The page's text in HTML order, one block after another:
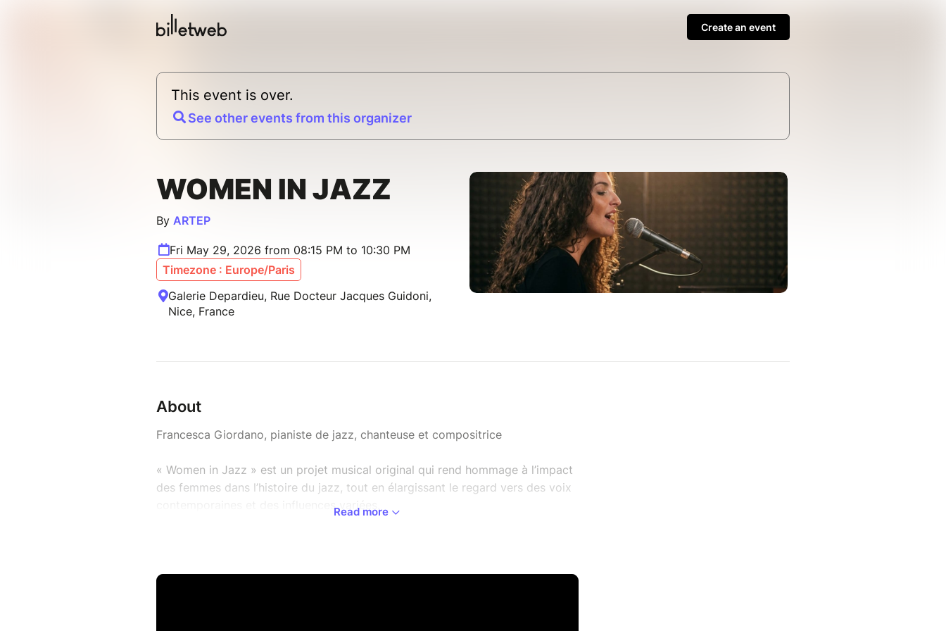
Create an event
This event is over.
See other events from this organizer
WOMEN IN JAZZ
By ARTEP
Fri May 29, 2026 from 08:15 PM to 10:30 PM
Timezone : Europe/Paris
Galerie Depardieu, Rue Docteur Jacques Guidoni,
Nice, France
About
Francesca Giordano, pianiste de jazz, chanteuse et compositrice
« Women in Jazz » est un projet musical original qui rend hommage à l’impact
des femmes dans l’histoire du jazz, tout en élargissant le regard vers des voix
contemporaines et des influences variées.
la scène jazz actuelle – à des voix plus contemporaines et audacieuses comme
Read more